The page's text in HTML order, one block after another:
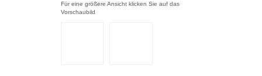
Für eine größere Ansicht klicken Sie auf das
Vorschaubild